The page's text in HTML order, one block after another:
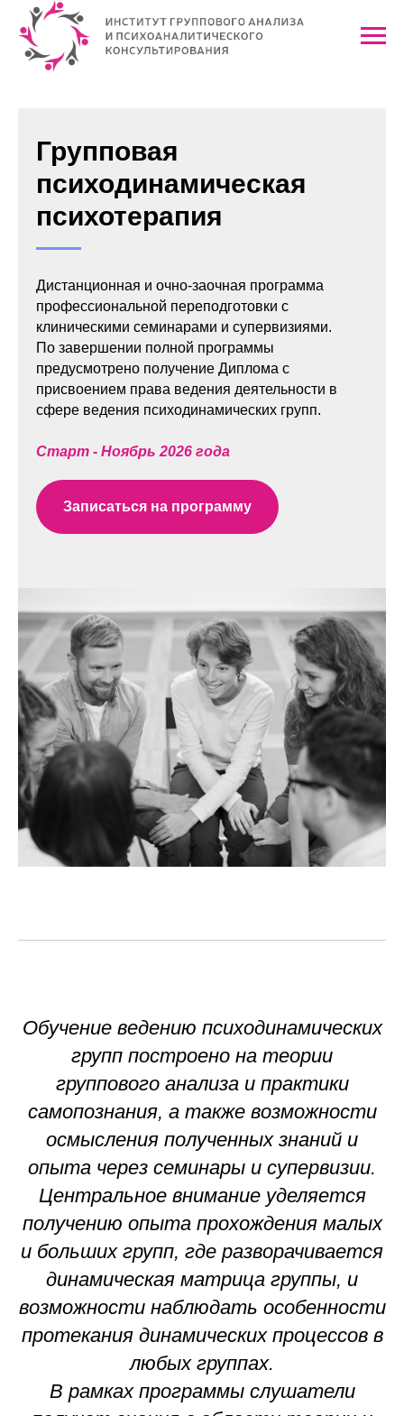
Групповая
психодинамическая
психотерапия
Дистанционная и очно-заочная программа
профессиональной переподготовки с
клиническими семинарами и супервизиями.
По завершении полной программы
предусмотрено получение Диплома с
присвоением права ведения деятельности в
сфере ведения психодинамических групп.
Старт - Ноябрь 2026 года
Записаться на программу
Обучение ведению психодинамических
групп построено на теории
группового анализа и практики
самопознания, а также возможности
осмысления полученных знаний и
опыта через семинары и супервизии.
Центральное внимание уделяется
получению опыта прохождения малых
и больших групп, где разворачивается
динамическая матрица группы, и
возможности наблюдать особенности
протекания динамических процессов в
любых группах.
В рамках программы слушатели